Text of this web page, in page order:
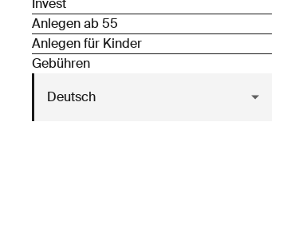
Invest
Anlegen ab 55
Anlegen für Kinder
Gebühren
Deutsch